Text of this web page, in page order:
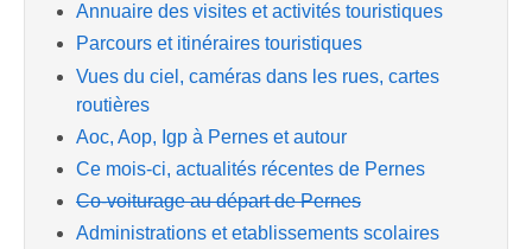
Annuaire des visites et activités touristiques
Parcours et itinéraires touristiques
Vues du ciel, caméras dans les rues, cartes
routières
Aoc, Aop, Igp à Pernes et autour
Ce mois-ci, actualités récentes de Pernes
Co-voiturage au départ de Pernes
Administrations et etablissements scolaires